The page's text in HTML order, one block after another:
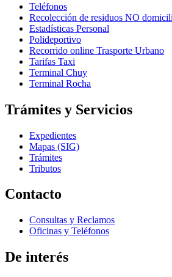
Teléfonos
Recolección de residuos NO
Estadísticas Personal
Polideportivo
Recorrido online Trasporte Urbano
Tarifas Taxi
Terminal Chuy
Terminal Rocha
Trámites y Servicios
Expedientes
Mapas (SIG)
Trámites
Tributos
Contacto
Consultas y Reclamos
Oficinas y Teléfonos
De interés